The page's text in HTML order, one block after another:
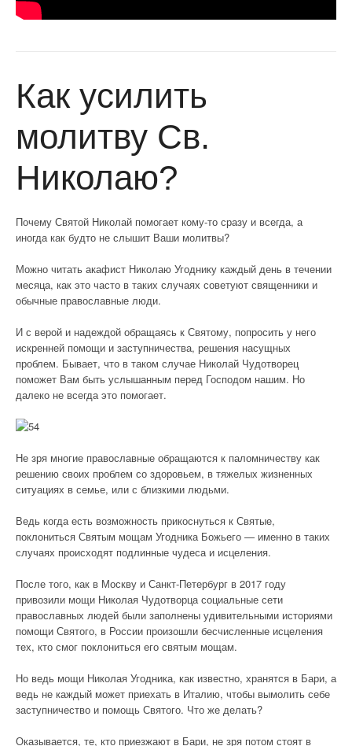
Как усилить
молитву Св.
Николаю?
Почему Святой Николай помогает кому-то сразу и всегда, а
иногда как будто не слышит Ваши молитвы?
Можно читать акафист Николаю Угоднику каждый день в течении
месяца, как это часто в таких случаях советуют священники и
обычные православные люди.
И с верой и надеждой обращаясь к Святому, попросить у него
искренней помощи и заступничества, решения насущных
проблем. Бывает, что в таком случае Николай Чудотворец
поможет Вам быть услышанным перед Господом нашим. Но
далеко не всегда это помогает.
Не зря многие православные обращаются к паломничеству как
решению своих проблем со здоровьем, в тяжелых жизненных
ситуациях в семье, или с близкими людьми.
Ведь когда есть возможность прикоснуться к Святые,
поклониться Святым мощам Угодника Божьего — именно в таких
случаях происходят подлинные чудеса и исцеления.
После того, как в Москву и Санкт-Петербург в 2017 году
привозили мощи Николая Чудотворца социальные сети
православных людей были заполнены удивительными историями
помощи Святого, в России произошли бесчисленные исцеления
тех, кто смог поклониться его святым мощам.
Но ведь мощи Николая Угодника, как известно, хранятся в Бари, а
ведь не каждый может приехать в Италию, чтобы вымолить себе
заступничество и помощь Святого. Что же делать?
Оказывается, те, кто приезжают в Бари, не зря потом стоят в